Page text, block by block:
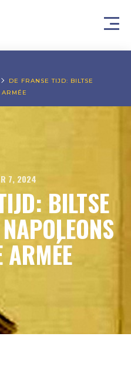
DE FRANSE TIJD: BILTSE
7, 2024
BILTSE
ARMÉE